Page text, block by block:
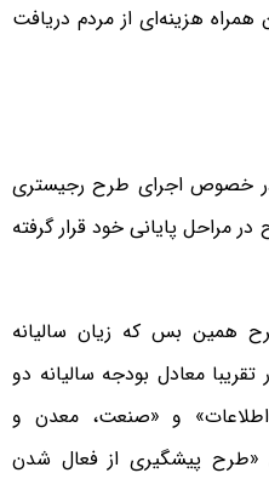
همراه هزینه‌ای از مردم دریافت
خصوص اجرای طرح رجیستری
مراحل پایانی خود قرار گرفته
همین بس که زیان سالیانه
معادل بودجه سالیانه دو
اطلاعات» و «صنعت، معدن و
پیشگیری از فعال شدن